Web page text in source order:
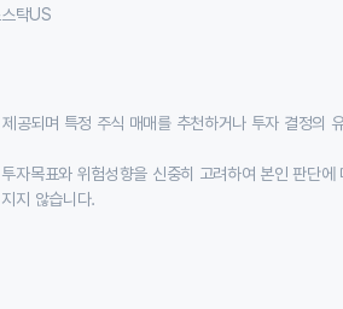
탁US
공되며 특정 주식 매매를 추천하거나 투자 결정의
자목표와 위험성향을 신중히 고려하여 본인 판단에
지 않습니다.